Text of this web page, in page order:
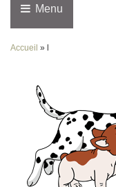
Menu
Accueil » l